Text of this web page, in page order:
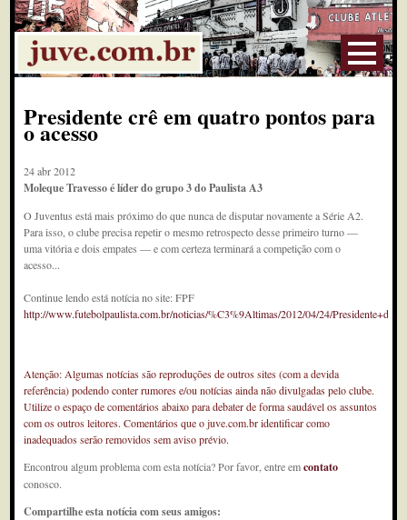
Presidente crê em quatro pontos para
o acesso
24 abr 2012
Moleque Travesso é líder do grupo 3 do Paulista A3
O Juventus está mais próximo do que nunca de disputar novamente a Série A2.
Para isso, o clube precisa repetir o mesmo retrospecto desse primeiro turno —
uma vitória e dois empates — e com certeza terminará a competição com o
acesso...
Continue lendo está notícia no site: FPF
http://www.futebolpaulista.com.br/noticias/%C3%9Altimas/2012/04/24/
Atenção: Algumas notícias são reproduções de outros sites (com a devida
referência) podendo conter rumores e/ou notícias ainda não divulgadas pelo clube.
Utilize o espaço de comentários abaixo para debater de forma saudável os assuntos
com os outros leitores. Comentários que o juve.com.br identificar como
inadequados serão removidos sem aviso prévio.
Encontrou algum problema com esta notícia? Por favor, entre emcontato
conosco.
Compartilhe esta notícia com seus amigos: